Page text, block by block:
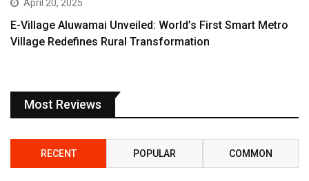
April 20, 2025
E-Village Aluwamai Unveiled: World’s First Smart Metro
Village Redefines Rural Transformation
Most Reviews
RECENT POPULAR COMMON